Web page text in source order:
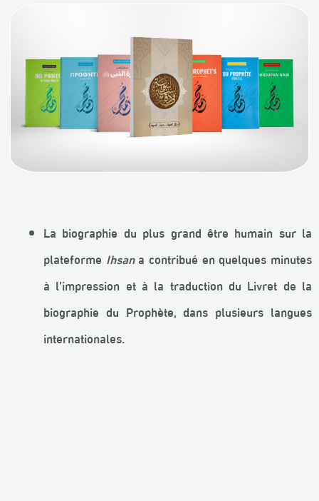
La biographie du plus grand être humain sur la
plateforme Ihsana contribué en quelques minutes
à l’impression et à la traduction du Livret de la
biographie du Prophète, dans plusieurs langues
internationales.